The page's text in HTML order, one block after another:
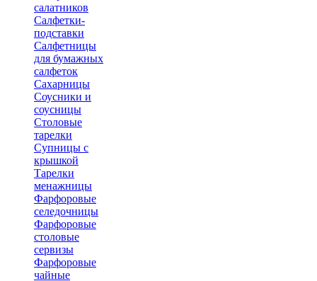
салатников
Салфетки-
подставки
Салфетницы
для бумажных
салфеток
Сахарницы
Соусники и
соусницы
Столовые
тарелки
Супницы с
крышкой
Тарелки
менажницы
Фарфоровые
селедочницы
Фарфоровые
столовые
сервизы
Фарфоровые
чайные